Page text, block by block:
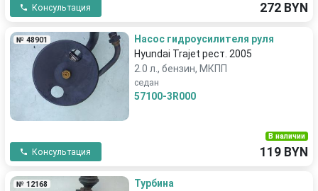
Консультация 272 BYN
№ 48901
Насос гидроусилителя руля
Hyundai Trajet рест. 2005
2.0 л., бензин, МКПП
седан
57100-3R000
Консультация
В наличии
119 BYN
№ 12168 Турбина